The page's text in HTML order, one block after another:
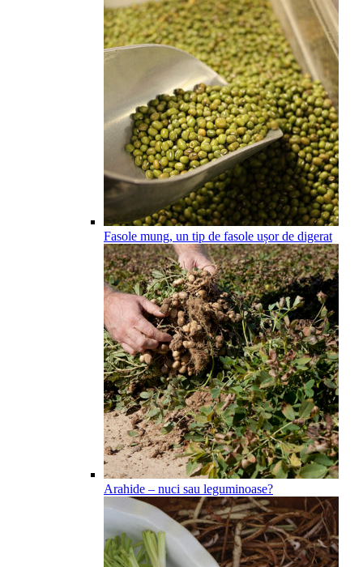
Fasole mung, un tip de fasole ușor de digerat
Arahide – nuci sau leguminoase?